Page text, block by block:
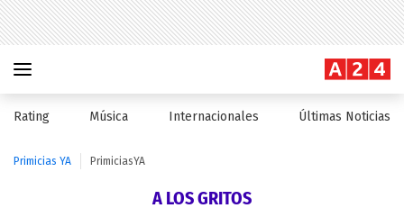
Rating Música Internacionales Últimas Noticias
Primicias YA PrimiciasYA
A LOS GRITOS